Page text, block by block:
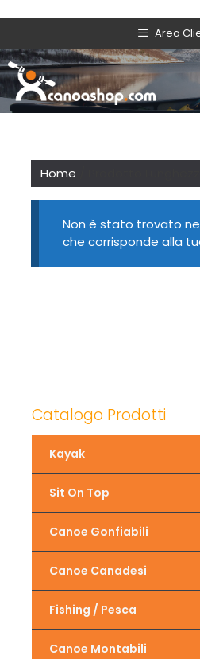
Area
Home
Non è stato trovato
che corrisponde alla
Catalogo Prodotti
Kayak
Sit On Top
Canoe Gonfiabili
Canoe Canadesi
Fishing / Pesca
Canoe Montabili